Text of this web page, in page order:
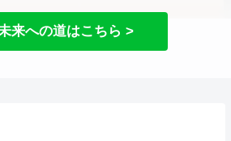
来への道はこちら >